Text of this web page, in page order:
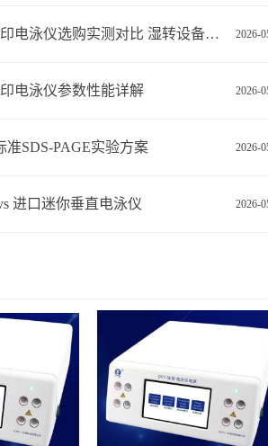
2026-
DYCZ-40G 转印电泳仪选购实测对比 湿转设备怎么选不踩坑
2026-
电泳仪参数性能详解
2026-
准SDS-PAGE实验方案
2026-
进口迷你垂直电泳仪